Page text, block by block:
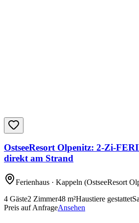
OstseeResort Olpenitz: 2-Zi-
direkt am Strand
Ferienhaus · Kappeln (OstseeResort
4 Gäste2 Zimmer48 m²Haustiere gestattet
Preis auf AnfrageAnsehen